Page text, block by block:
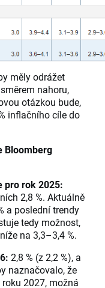
měly odrážet
nahoru,
otázkou bude,
inflačního cíle do
Bloomberg
pro rok 2025:
2,8 %. Aktuálně
a poslední trendy
tedy možnost,
na 3,3–3,4 %.
2,8 % (z 2,2 %), a
naznačovalo, že
2027, možná